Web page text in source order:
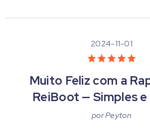
2024-11-01
Muito Feliz com a
ReiBoot — Simples
porPeyton